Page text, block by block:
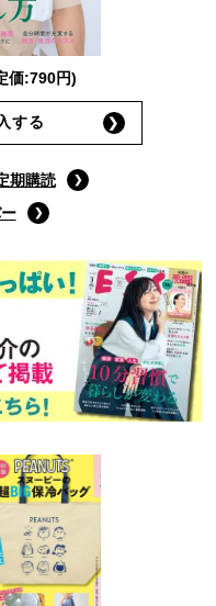
価:790円)
する
期購読